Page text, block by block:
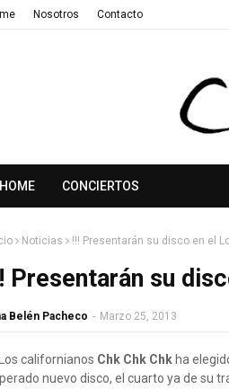
Nosotros Contacto
HOME CONCIERTOS
Noticias !!! Presentarán su disco en el
Presentarán su
Belén Pacheco - Marzo 25, 2013
Los californianos Chk Chk Chk ha
nuevo disco, el cuarto ya de su